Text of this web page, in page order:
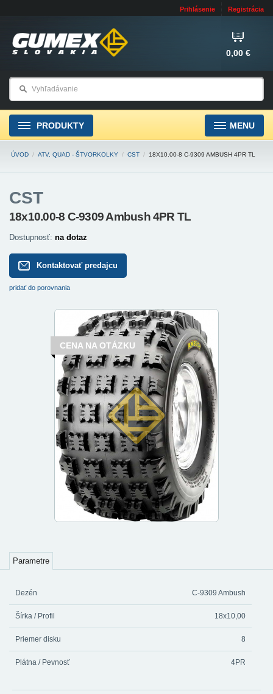
Prihlásenie Registrácia
0,00 €
PRODUKTY MENU
ÚVOD / ATV, QUAD - ŠTVORKOLKY / CST / 18X10.00-8 C-9309 AMBUSH 4PR TL
CST
18x10.00-8 C-9309 Ambush 4PR TL
Dostupnosť: na dotaz
Kontaktovať predajcu
pridať do porovnania
CENA NA OTÁZKU
Parametre
Dezén C-9309 Ambush
Šírka / Profil 18x10,00
Priemer disku 8
Plátna / Pevnosť 4PR